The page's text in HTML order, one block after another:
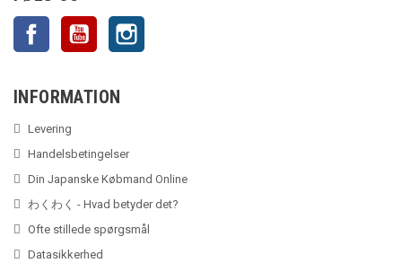
Facebook YouTube
INFORMATION
Levering
Handelsbetingelser
Din Japanske Købmand Online
わくわく - Hvad betyder det?
Ofte stillede spørgsmål
Datasikkerhed